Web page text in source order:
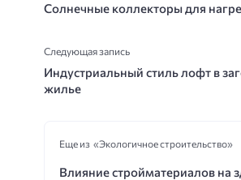
Солнечные коллекторы для
Следующая запись
Индустриальный стиль лофт в
жилье
Еще из «Экологичное строительство»
Влияние стройматериалов на